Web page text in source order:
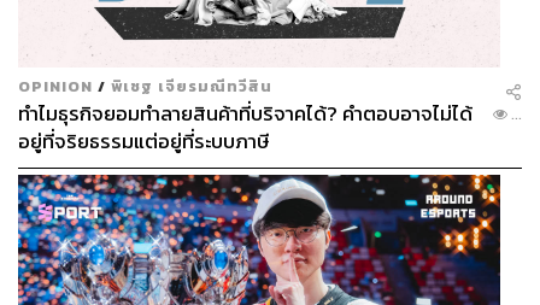
OPINION / พิเชฐ เจียรมณีทวีสิน
ทำไมธุรกิจยอมทำลายสินค้าที่บริจาคได้? คำตอบอาจไม่ได้
อยู่ที่จริยธรรมแต่อยู่ที่ระบบภาษี
...